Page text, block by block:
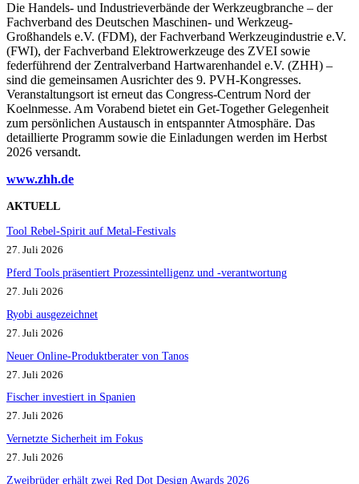
Die Handels- und Industrieverbände der Werkzeugbranche – der
Fachverband des Deutschen Maschinen- und Werkzeug-
Großhandels e.V. (FDM), der Fachverband Werkzeugindustrie e.V.
(FWI), der Fachverband Elektrowerkzeuge des ZVEI sowie
federführend der Zentralverband Hartwarenhandel e.V. (ZHH) –
sind die gemeinsamen Ausrichter des 9. PVH-Kongresses.
Veranstaltungsort ist erneut das Congress-Centrum Nord der
Koelnmesse. Am Vorabend bietet ein Get-Together Gelegenheit
zum persönlichen Austausch in entspannter Atmosphäre. Das
detaillierte Programm sowie die Einladungen werden im Herbst
2026 versandt.
www.zhh.de
AKTUELL
Tool Rebel-Spirit auf Metal-Festivals
27. Juli 2026
Pferd Tools präsentiert Prozessintelligenz und -verantwortung
27. Juli 2026
Ryobi ausgezeichnet
27. Juli 2026
Neuer Online-Produktberater von Tanos
27. Juli 2026
Fischer investiert in Spanien
27. Juli 2026
Vernetzte Sicherheit im Fokus
27. Juli 2026
Zweibrüder erhält zwei Red Dot Design Awards 2026